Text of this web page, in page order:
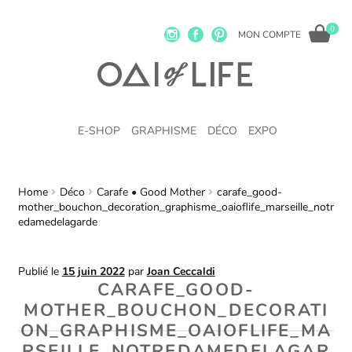
MON COMPTE 0
E-SHOP GRAPHISME DÉCO EXPO
Home Déco Carafe • Good Mother
carafe_good-
mother_bouchon_decoration_graphisme_oaioflife_marseille_notr
edamedelagarde
Publié le 15 juin 2022 parJoan Ceccaldi
CARAFE_GOOD-
MOTHER_BOUCHON_DECORATI
ON_GRAPHISME_OAIOFLIFE_MA